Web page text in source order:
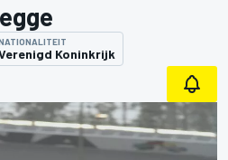
Koninkrijk